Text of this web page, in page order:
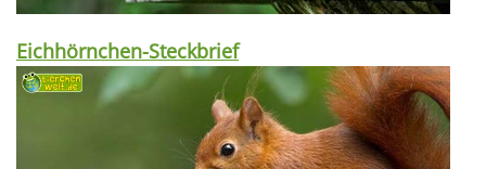
Eichhörnchen-Steckbrief